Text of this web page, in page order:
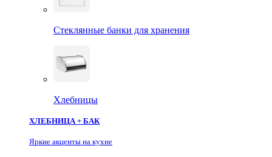
Стеклянные банки для хранения
Хлебницы
ХЛЕБНИЦА + БАК
Яркие акценты на кухне